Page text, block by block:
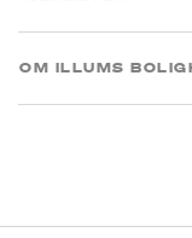
OM ILLUMS